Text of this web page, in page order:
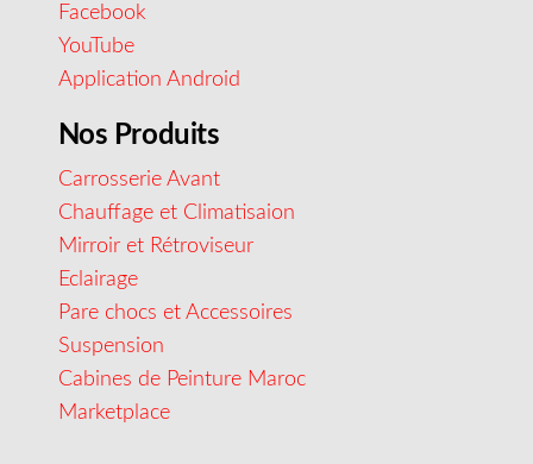
Facebook
YouTube
Application Android
Nos Produits
Carrosserie Avant
Chauffage et Climatisaion
Mirroir et Rétroviseur
Eclairage
Pare chocs et Accessoires
Suspension
Cabines de Peinture Maroc
Marketplace